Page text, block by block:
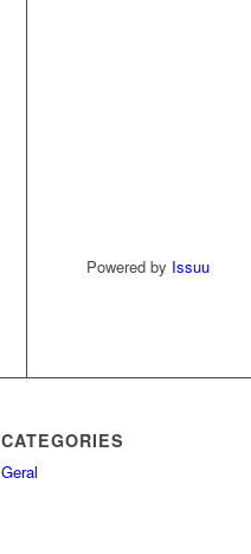
Powered by Issuu
CATEGORIES
Geral